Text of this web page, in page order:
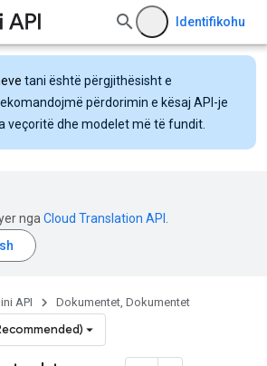
Identifikohu
tani është përgjithësisht e
përdorimin e kësaj API-je
veçoritë dhe modelet më të fundit.
nga Cloud Translation API
API Dokumentet, Dokumentet